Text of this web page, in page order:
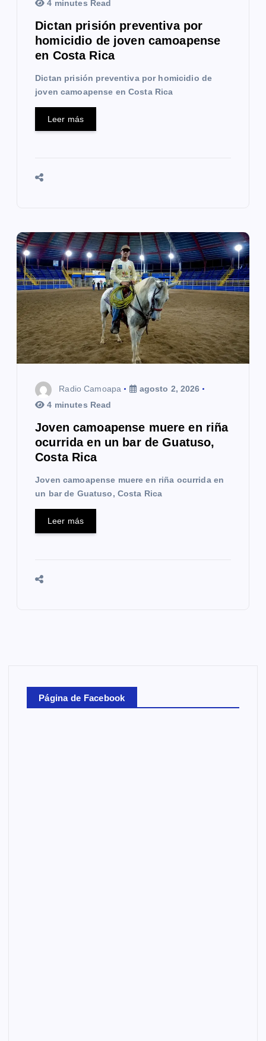
4 minutes Read
Dictan prisión preventiva por
homicidio de joven camoapense
en Costa Rica
Dictan prisión preventiva por homicidio de
joven camoapense en Costa Rica
Leer más
Radio Camoapa
agosto 2, 2026
4 minutes Read
Joven camoapense muere en riña
ocurrida en un bar de Guatuso,
Costa Rica
Joven camoapense muere en riña ocurrida en
un bar de Guatuso, Costa Rica
Leer más
Página de Facebook